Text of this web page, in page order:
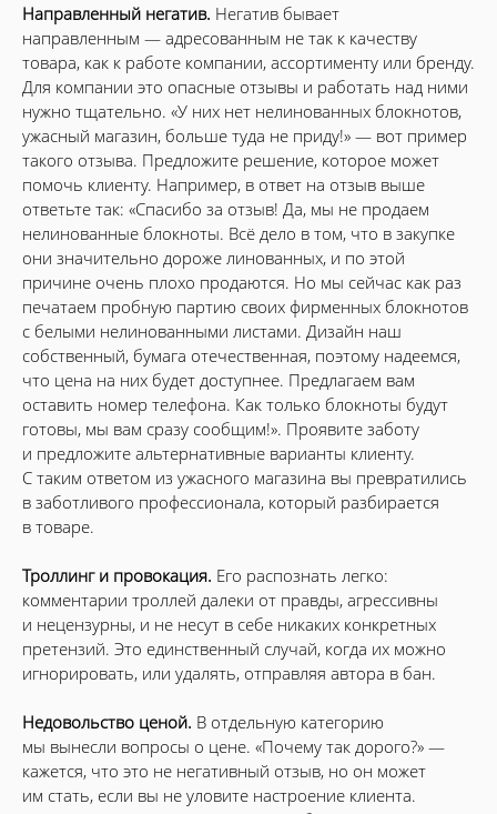
Направленный негатив. Негатив бывает
направленным — адресованным не так к качеству
товара, как к работе компании, ассортименту или бренду.
Для компании это опасные отзывы и работать над ними
нужно тщательно. «У них нет нелинованных блокнотов,
ужасный магазин, больше туда не приду!» — вот пример
такого отзыва. Предложите решение, которое может
помочь клиенту. Например, в ответ на отзыв выше
ответьте так: «Спасибо за отзыв! Да, мы не продаем
нелинованные блокноты. Всё дело в том, что в закупке
они значительно дороже линованных, и по этой
причине очень плохо продаются. Но мы сейчас как раз
печатаем пробную партию своих фирменных блокнотов
с белыми нелинованными листами. Дизайн наш
собственный, бумага отечественная, поэтому надеемся,
что цена на них будет доступнее. Предлагаем вам
оставить номер телефона. Как только блокноты будут
готовы, мы вам сразу сообщим!». Проявите заботу
и предложите альтернативные варианты клиенту.
С таким ответом из ужасного магазина вы превратились
в заботливого профессионала, который разбирается
в товаре.
Троллинг и провокация. Его распознать легко:
комментарии троллей далеки от правды, агрессивны
и нецензурны, и не несут в себе никаких конкретных
претензий. Это единственный случай, когда их можно
игнорировать, или удалять, отправляя автора в бан.
Недовольство ценой. В отдельную категорию
мы вынесли вопросы о цене. «Почему так дорого?» —
кажется, что это не негативный отзыв, но он может
им стать, если вы не уловите настроение клиента.